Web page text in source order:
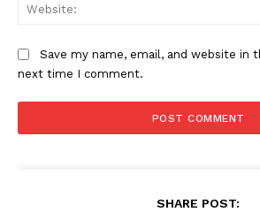
Save my name, email, and website in
next time I comment.
SHARE POST: